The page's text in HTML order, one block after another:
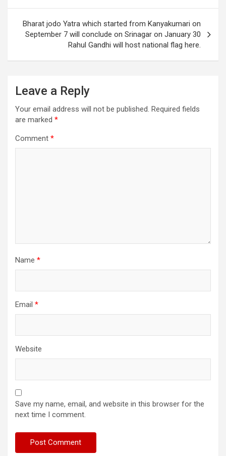
p
o
k
m
Bharat jodo Yatra which started from Kanyakumari on
September 7 will conclude on Srinagar on January 30
Rahul Gandhi will host national flag here.
Leave a Reply
Your email address will not be published. Required fields
are marked *
Comment *
Name *
Email *
Website
Save my name, email, and website in this browser for the
next time I comment.